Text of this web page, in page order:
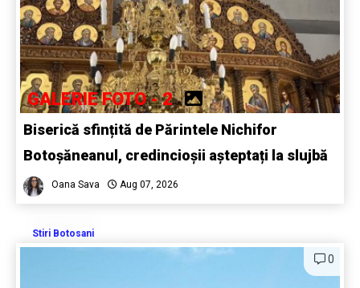
GALERIE FOTO - 2
Biserică sfințită de Părintele Nichifor
Botoșăneanul, credincioșii așteptați la slujbă
Oana Sava Aug 07, 2026
Stiri Botosani
0